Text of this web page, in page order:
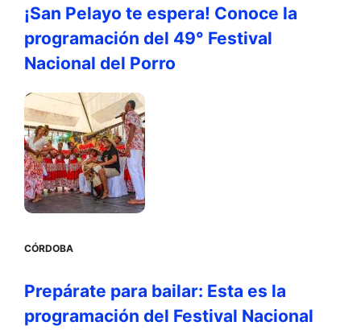
¡San Pelayo te espera! Conoce la
programación del 49° Festival
Nacional del Porro
CÓRDOBA
Prepárate para bailar: Esta es la
programación del Festival Nacional